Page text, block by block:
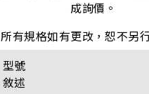
成詢價。
所有規格如有更改，恕不另
型號
敘述